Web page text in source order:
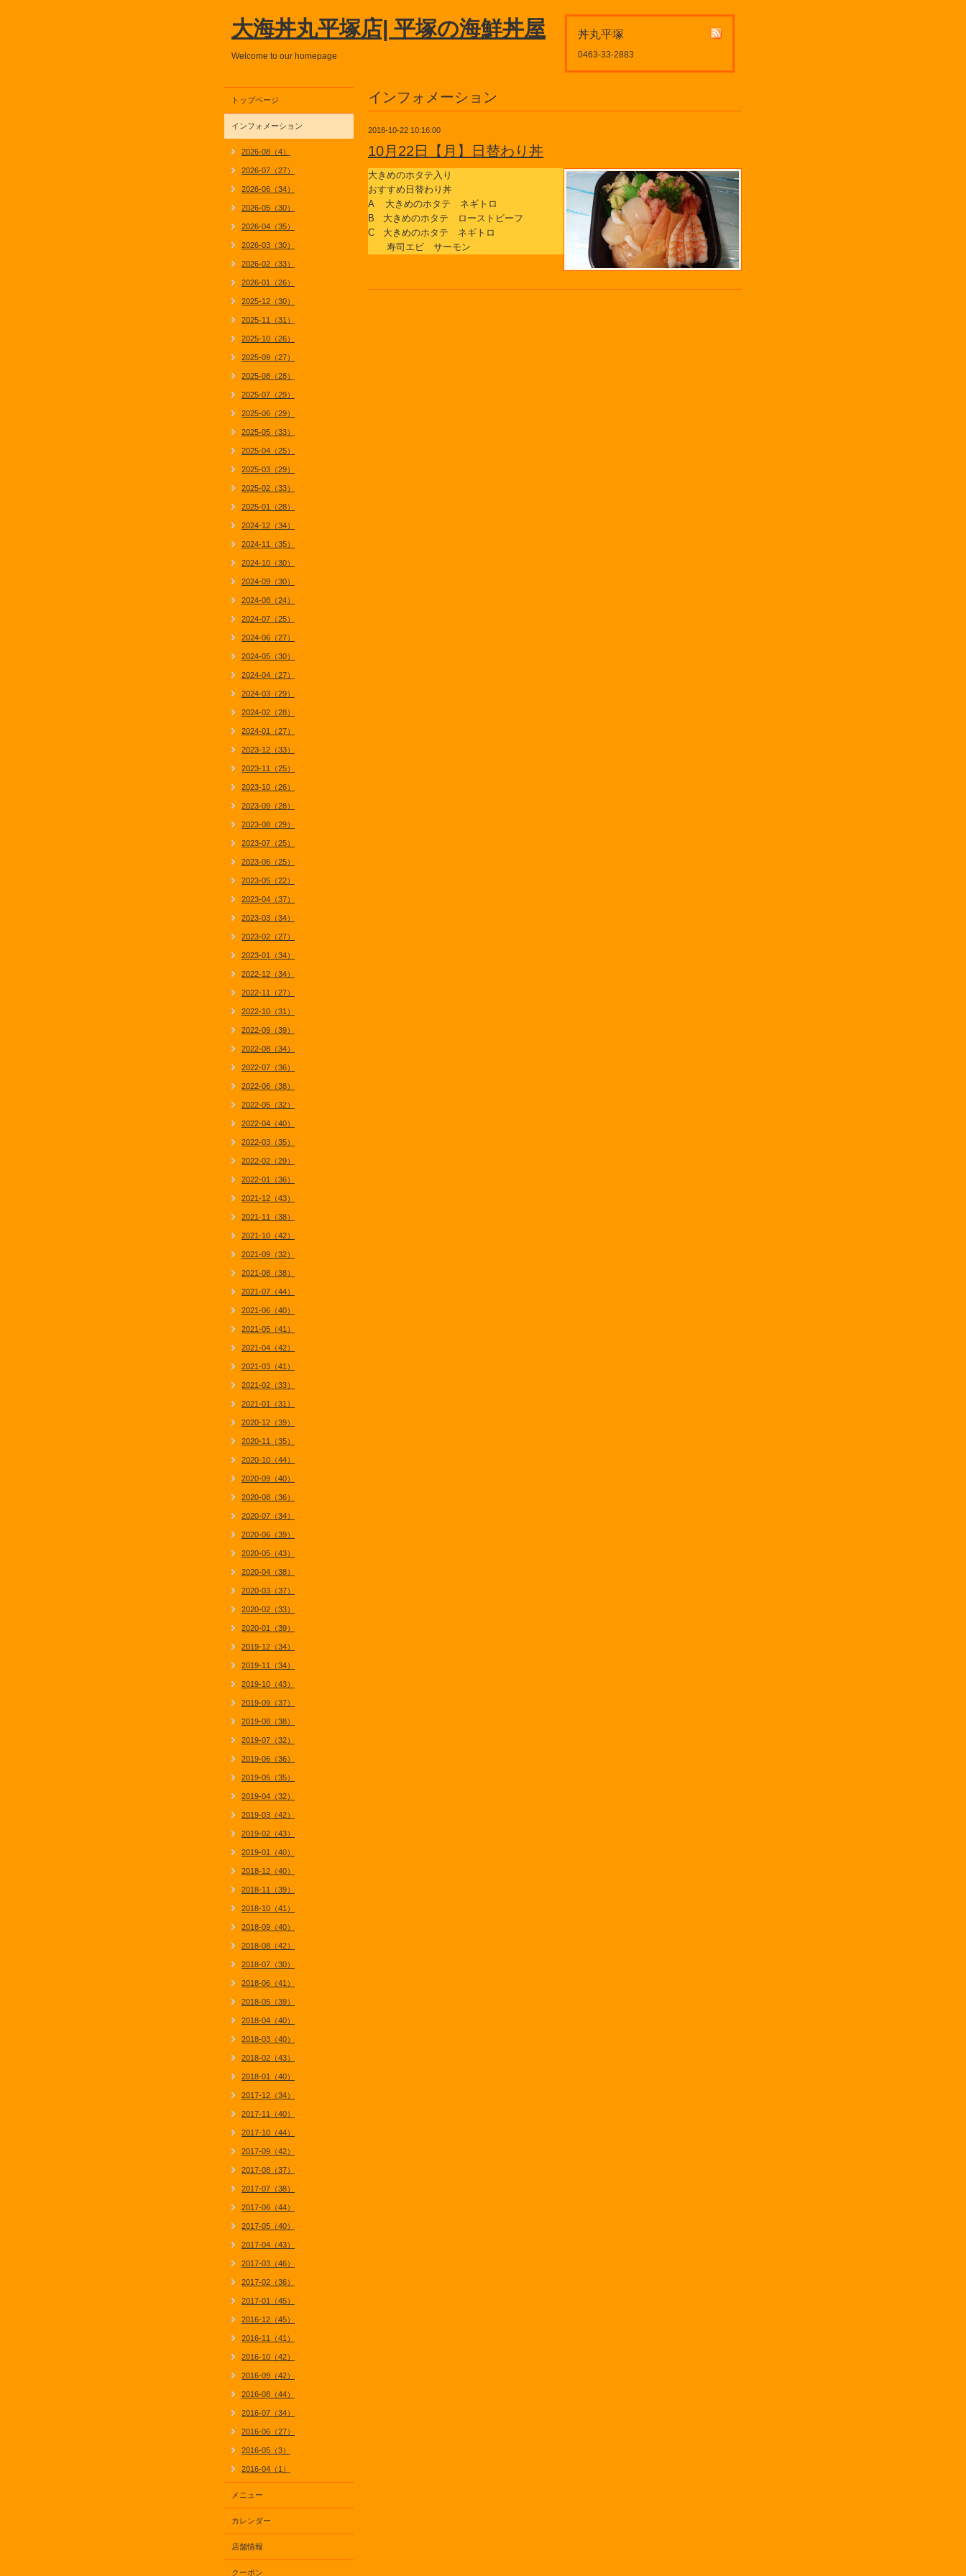
丼丸平塚
0463-33-2883
大海丼丸平塚店| 平塚の海鮮丼屋
Welcome to our homepage
インフォメーション
2018-10-22 10:16:00
10月22日【月】日替わり丼
大きめのホタテ入り
おすすめ日替わり丼
A 大きめのホタテ ネギトロ
B 大きめのホタテ ローストビーフ
C 大きめのホタテ ネギトロ
寿司エビ サーモン
トップページ
インフォメーション
2026-08（4）
2026-07（27）
2026-06（34）
2026-05（30）
2026-04（35）
2026-03（30）
2026-02（33）
2026-01（26）
2025-12（30）
2025-11（31）
2025-10（26）
2025-09（27）
2025-08（28）
2025-07（29）
2025-06（29）
2025-05（33）
2025-04（25）
2025-03（29）
2025-02（33）
2025-01（28）
2024-12（34）
2024-11（35）
2024-10（30）
2024-09（30）
2024-08（24）
2024-07（25）
2024-06（27）
2024-05（30）
2024-04（27）
2024-03（29）
2024-02（28）
2024-01（27）
2023-12（33）
2023-11（25）
2023-10（26）
2023-09（28）
2023-08（29）
2023-07（25）
2023-06（25）
2023-05（22）
2023-04（37）
2023-03（34）
2023-02（27）
2023-01（34）
2022-12（34）
2022-11（27）
2022-10（31）
2022-09（39）
2022-08（34）
2022-07（36）
2022-06（38）
2022-05（32）
2022-04（40）
2022-03（35）
2022-02（29）
2022-01（36）
2021-12（43）
2021-11（38）
2021-10（42）
2021-09（32）
2021-08（38）
2021-07（44）
2021-06（40）
2021-05（41）
2021-04（42）
2021-03（41）
2021-02（33）
2021-01（31）
2020-12（39）
2020-11（35）
2020-10（44）
2020-09（40）
2020-08（36）
2020-07（34）
2020-06（39）
2020-05（43）
2020-04（38）
2020-03（37）
2020-02（33）
2020-01（39）
2019-12（34）
2019-11（34）
2019-10（43）
2019-09（37）
2019-08（38）
2019-07（32）
2019-06（36）
2019-05（35）
2019-04（32）
2019-03（42）
2019-02（43）
2019-01（40）
2018-12（40）
2018-11（39）
2018-10（41）
2018-09（40）
2018-08（42）
2018-07（30）
2018-06（41）
2018-05（39）
2018-04（40）
2018-03（40）
2018-02（43）
2018-01（40）
2017-12（34）
2017-11（40）
2017-10（44）
2017-09（42）
2017-08（37）
2017-07（38）
2017-06（44）
2017-05（40）
2017-04（43）
2017-03（46）
2017-02（36）
2017-01（45）
2016-12（45）
2016-11（41）
2016-10（42）
2016-09（42）
2016-08（44）
2016-07（34）
2016-06（27）
2016-05（3）
2016-04（1）
メニュー
カレンダー
店舗情報
クーポン